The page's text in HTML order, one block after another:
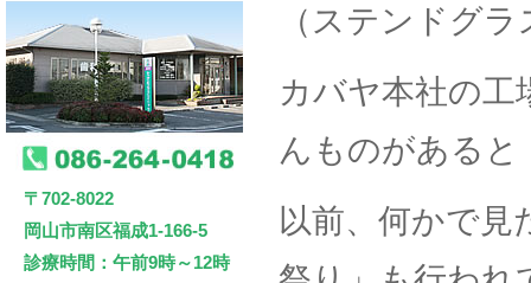
（ステンドグ
カバヤ本社の工
んものがあると
以前、何かで
〒702-8022
岡山市南区福成1-166-5
診療時間：午前9時～12時